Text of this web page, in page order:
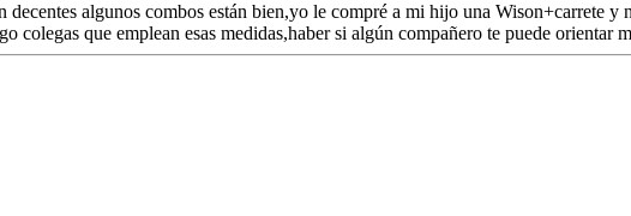
decentes algunos combos están bien,yo le compré a mi hijo una Wison+carrete y
colegas que emplean esas medidas,haber si algún compañero te puede orientar